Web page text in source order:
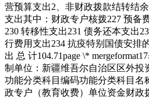
营预算支出2、非财政拨款结转结余
支出其中：财政专户核拨227 预备
230 转移性支出231 债务还本支出
行费用支出234 抗疫特别国债安排
出 总 计104.71page \* mergeformat17
制单位：新疆维吾尔自治区区外投
功能分类科目编码功能分类科目名
政专户（教育收费） 单位资金财政